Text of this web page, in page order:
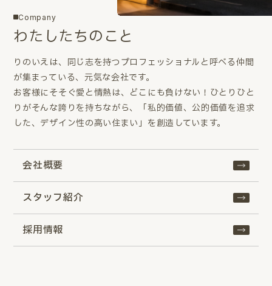
Company
わたしたちのこと
りのいえは、同じ志を持つプロフェッショナルと呼べる仲間
が集まっている、元気な会社です。
お客様にそそぐ愛と情熱は、どこにも負けない！ひとりひと
りがそんな誇りを持ちながら、「私的価値、公的価値を追求
した、デザイン性の高い住まい」を創造しています。
会社概要
スタッフ紹介
採用情報